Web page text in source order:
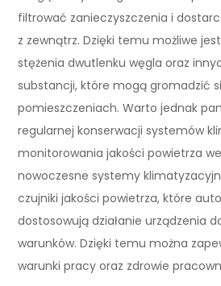
filtrować zanieczyszczenia i
z zewnątrz. Dzięki temu możliwe
stężenia dwutlenku węgla oraz
substancji, które mogą gromadzić
pomieszczeniach. Warto jednak
regularnej konserwacji systemów
monitorowania jakości powietrza
nowoczesne systemy
czujniki jakości powietrza, które
dostosowują działanie urządzenia
warunków. Dzięki temu można
warunki pracy oraz zdrowie